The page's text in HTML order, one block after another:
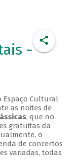
-
Espaço Cultural
as noites de
, que no
gratuitas da
o
de concertos
variadas, todas